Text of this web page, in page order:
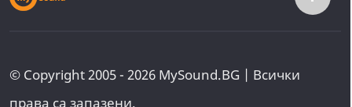
© Copyright 2005 - 2026 MySound.BG | Всички
права са запазени.